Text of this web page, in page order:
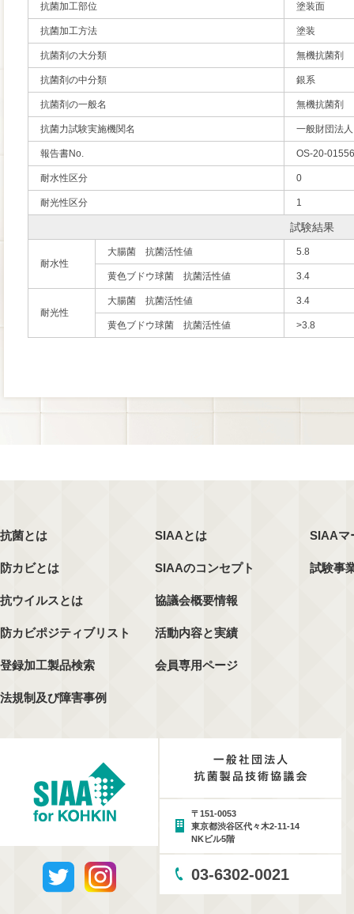
抗菌加工部位 塗装面
抗菌加工方法 塗装
抗菌剤の大分類 無機抗菌剤
抗菌剤の中分類 銀系
抗菌剤の一般名 無機抗菌剤
抗菌力試験実施機関名 一般財団法
報告書No. OS-20-
耐水性区分 0
耐光性区分 1
試験結果
耐水性
大腸菌 抗菌活性値 5.8
黄色ブドウ球菌 抗菌活性値 3.4
耐光性
大腸菌 抗菌活性値 3.4
黄色ブドウ球菌 抗菌活性値 >3.8
抗菌とは
防カビとは
抗ウイルスとは
防カビポジティブリスト
登録加工製品検索
法規制及び障害事例
SIAAとは
SIAAのコンセプト
協議会概要情報
活動内容と実績
会員専用ページ
SIAAマ
試験事
〒151-0053
東京都渋谷区代々木2-11-14
NKビル5階
03-6302-0021